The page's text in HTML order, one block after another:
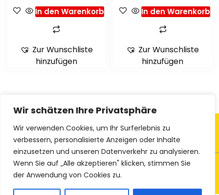
Wir schätzen Ihre Privatsphäre
Wir verwenden Cookies, um Ihr Surferlebnis zu
verbessern, personalisierte Anzeigen oder Inhalte
einzusetzen und unseren Datenverkehr zu analysieren.
Wenn Sie auf „Alle akzeptieren" klicken, stimmen Sie
der Anwendung von Cookies zu.
In den Warenkorb
Zur Wunschliste
hinzufügen
In den Warenkorb
Zur Wunschliste
hinzufügen
© 2023 Ethno-Textiles